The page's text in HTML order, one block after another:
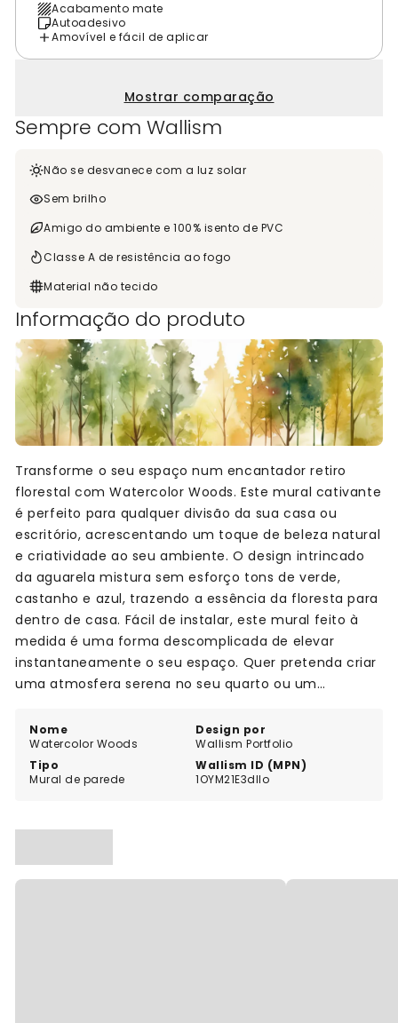
Acabamento mate
Autoadesivo
Amovível e fácil de aplicar
Mostrar comparação
Sempre com Wallism
Não se desvanece com a luz solar
Sem brilho
Amigo do ambiente e 100% isento de PVC
Classe A de resistência ao fogo
Material não tecido
Informação do produto
Nome
Watercolor Woods
Design por
Wallism Portfolio
Tipo
Mural de parede
Wallism ID (MPN)
1OYM21E3dllo
Transforme o seu espaço num encantador retiro
florestal com Watercolor Woods. Este mural cativante
é perfeito para qualquer divisão da sua casa ou
escritório, acrescentando um toque de beleza natural
e criatividade ao seu ambiente. O design intrincado
da aguarela mistura sem esforço tons de verde,
castanho e azul, trazendo a essência da floresta para
dentro de casa. Fácil de instalar, este mural feito à
medida é uma forma descomplicada de elevar
instantaneamente o seu espaço. Quer pretenda criar
uma atmosfera serena no seu quarto ou um
Woods é a escolha perfeita. Abrace a beleza da
natureza e deixe a sua imaginação vaguear com este
mural deslumbrante.